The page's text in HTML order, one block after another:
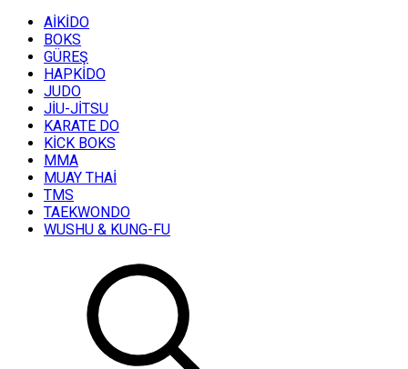
AİKİDO
BOKS
GÜREŞ
HAPKİDO
JUDO
JİU-JİTSU
KARATE DO
KİCK BOKS
MMA
MUAY THAİ
TMS
TAEKWONDO
WUSHU & KUNG-FU